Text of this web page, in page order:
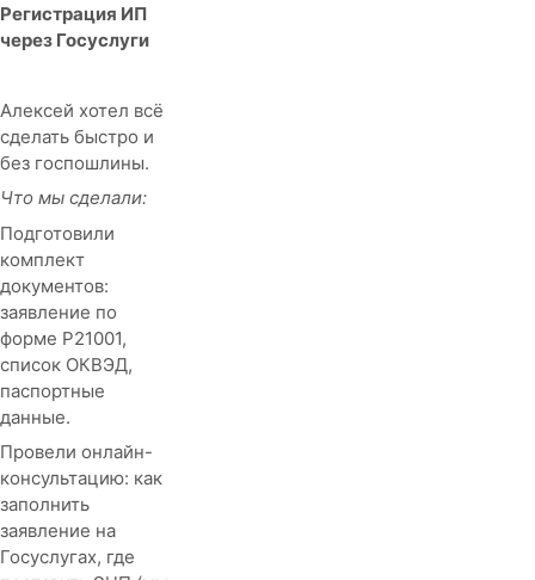
Регистрация ИП
через Госуслуги
Алексей хотел всё
сделать быстро и
без госпошлины.
Что мы сделали:
Подготовили
комплект
документов:
заявление по
форме Р21001,
список ОКВЭД,
паспортные
данные.
Провели онлайн-
консультацию: как
заполнить
заявление на
Госуслугах, где